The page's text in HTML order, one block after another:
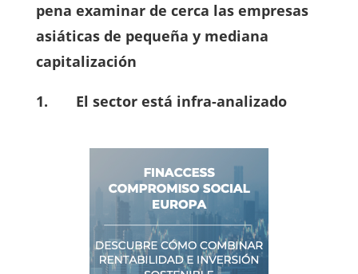
pena examinar de cerca las empresas
asiáticas de pequeña y mediana
capitalización
1. El sector está infra-analizado